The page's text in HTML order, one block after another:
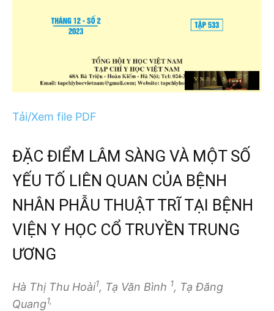
Tải/Xem file PDF
ĐẶC ĐIỂM LÂM SÀNG VÀ MỘT SỐ
YẾU TỐ LIÊN QUAN CỦA BỆNH
NHÂN PHẪU THUẬT TRĨ TẠI BỆNH
VIỆN Y HỌC CỔ TRUYỀN TRUNG
ƯƠNG
Hà Thị Thu Hoài1, Tạ Văn Bình 1, Tạ Đăng
Quang1,